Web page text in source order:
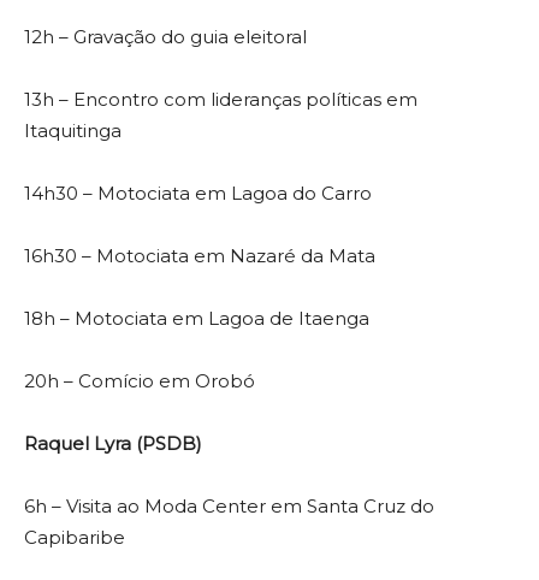
12h – Gravação do guia eleitoral
13h – Encontro com lideranças políticas em
Itaquitinga
14h30 – Motociata em Lagoa do Carro
16h30 – Motociata em Nazaré da Mata
18h – Motociata em Lagoa de Itaenga
20h – Comício em Orobó
Raquel Lyra (PSDB)
6h – Visita ao Moda Center em Santa Cruz do
Capibaribe